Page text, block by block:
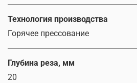
Технология производства
Горячее прессование
Глубина реза, мм
20